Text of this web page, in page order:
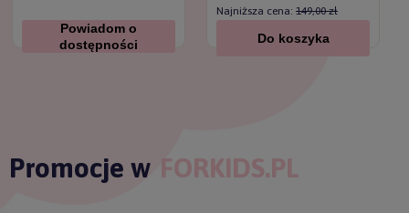
Powiadom o
dostępności
Najniższa cena: 149,00 zł
Do koszyka
Promocje w FORKIDS.PL